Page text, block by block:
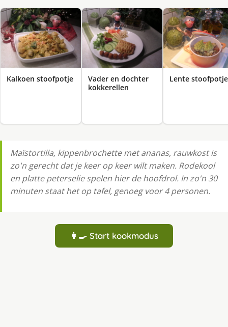
Kalkoen stoofpotje
Vader en dochter
kokkerellen
Lente stoofpotje
Maïstortilla, kippenbrochette met ananas, rauwkost is
zo'n gerecht dat je keer op keer wilt maken. Rodekool
en platte peterselie spelen hier de hoofdrol. In zo'n 30
minuten staat het op tafel, genoeg voor 4 personen.
👩‍🍳 Start kookmodus